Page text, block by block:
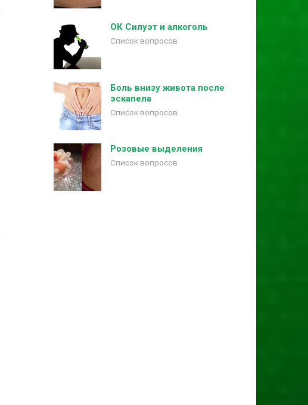
ОК Силуэт и алкоголь
Список вопросов
Боль внизу живота после
эскапела
Список вопросов
Розовые выделения
Список вопросов